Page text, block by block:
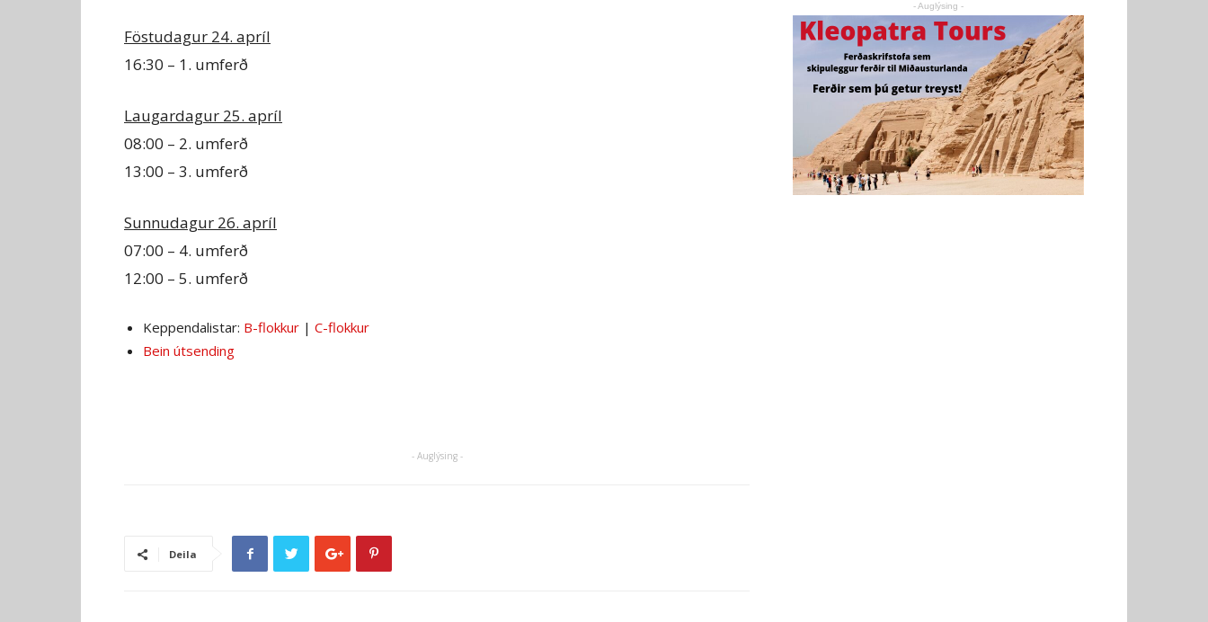
Föstudagur 24. apríl
16:30 – 1. umferð
Laugardagur 25. apríl
08:00 – 2. umferð
13:00 – 3. umferð
Sunnudagur 26. apríl
07:00 – 4. umferð
12:00 – 5. umferð
Keppendalistar: B-flokkur | C-flokkur
Bein útsending
- Auglýsing -
Deila
- Auglýsing -